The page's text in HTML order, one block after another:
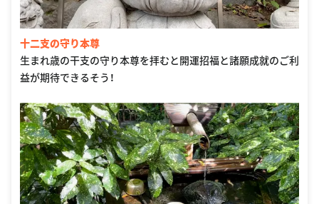
十二支の守り本尊
生まれ歳の干支の守り本尊を拝むと開運招福と諸願成就のご利
益が期待できるそう！